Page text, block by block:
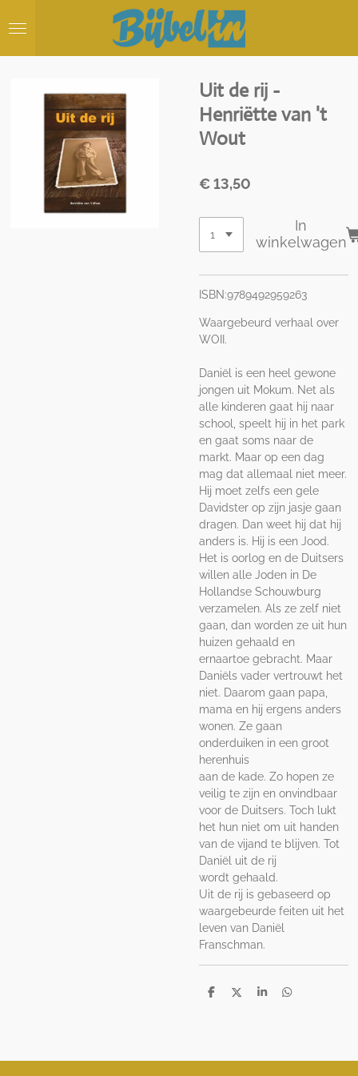
direct
Uit de rij -
Henriëtte van 't
Wout
€ 13,50
In
winkelwagen
ISBN:9789492959263
Waargebeurd verhaal over
WOII.
Daniël is een heel gewone
jongen uit Mokum. Net als
alle kinderen gaat hij naar
school, speelt hij in het park
en gaat soms naar de
markt. Maar op een dag
mag dat allemaal niet meer.
Hij moet zelfs een gele
Davidster op zijn jasje gaan
dragen. Dan weet hij dat hij
anders is. Hij is een Jood.
Het is oorlog en de Duitsers
willen alle Joden in De
Hollandse Schouwburg
verzamelen. Als ze zelf niet
gaan, dan worden ze uit hun
huizen gehaald en
ernaartoe gebracht. Maar
Daniëls vader vertrouwt het
niet. Daarom gaan papa,
mama en hij ergens anders
wonen. Ze gaan
onderduiken in een groot
herenhuis
aan de kade. Zo hopen ze
veilig te zijn en onvindbaar
voor de Duitsers. Toch lukt
het hun niet om uit handen
van de vijand te blijven. Tot
Daniël uit de rij
wordt gehaald.
Uit de rij is gebaseerd op
waargebeurde feiten uit het
leven van Daniël
Franschman.
D
D
S
D